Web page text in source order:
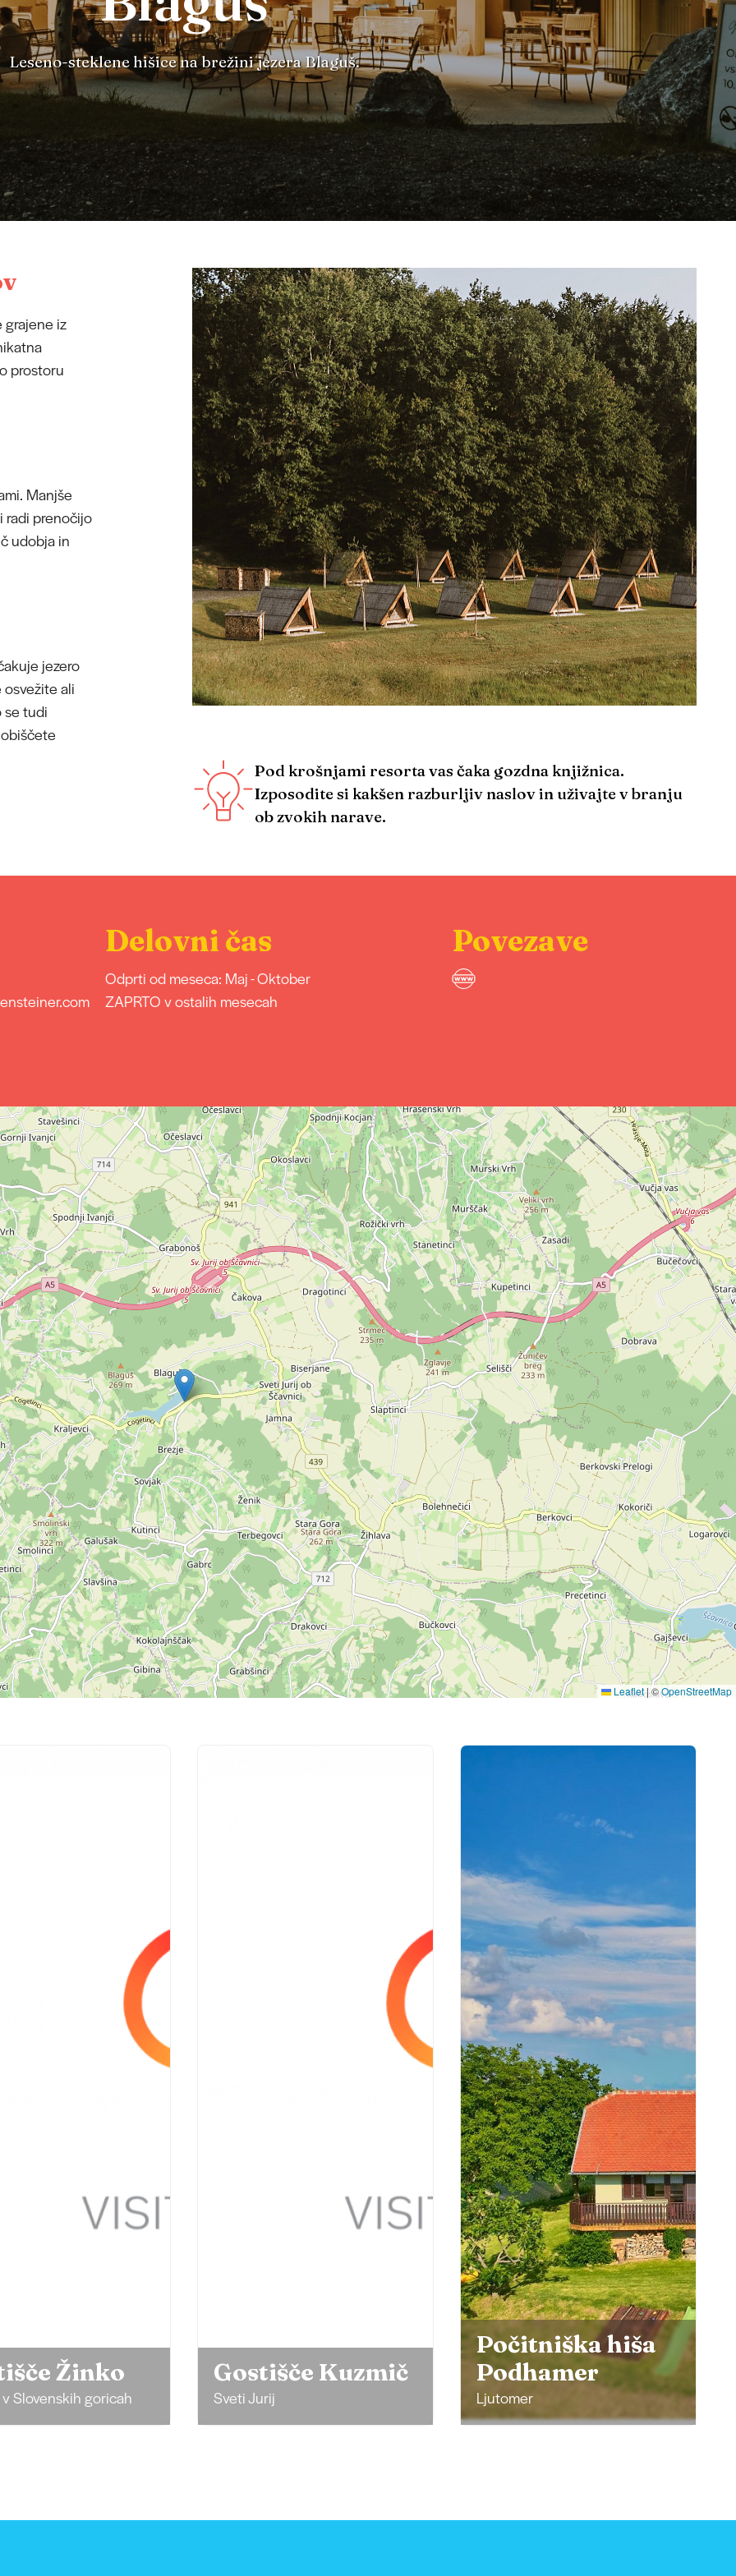
Leseno-steklene hišice na brežini jezera Blaguš.
grajene iz
prostoru
Manjše
radi prenočijo
udobja in
jezero
ali
se tudi
Pod krošnjami resorta vas čaka gozdna knjižnica.
Izposodite si kakšen razburljiv naslov in uživajte v branju
ob zvokih narave.
Delovni čas
Odprti od meseca: Maj - Oktober
ZAPRTO v ostalih mesecah
Povezave
Leaflet|©OpenStreetMap
Žinko
Slovenskih goricah
Gostišče Kuzmič
Sveti Jurij
Počitniška hiša
Podhamer
Ljutomer